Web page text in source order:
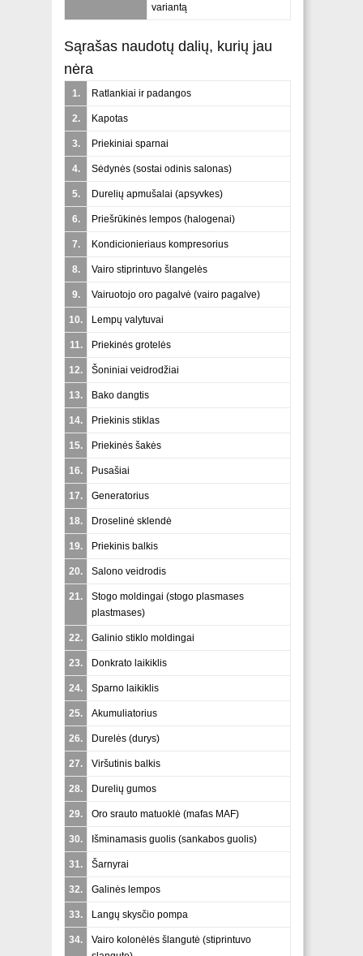
variantą
Sąrašas naudotų dalių, kurių jau
nėra
1. Ratlankiai ir padangos
2. Kapotas
3. Priekiniai sparnai
4. Sėdynės (sostai odinis salonas)
5. Durelių apmušalai (apsyvkes)
6. Priešrūkinės lempos (halogenai)
7. Kondicionieriaus kompresorius
8. Vairo stiprintuvo šlangelės
9. Vairuotojo oro pagalvė (vairo pagalve)
10. Lempų valytuvai
11. Priekinės grotelės
12. Šoniniai veidrodžiai
13. Bako dangtis
14. Priekinis stiklas
15. Priekinės šakės
16. Pusašiai
17. Generatorius
18. Droselinė sklendė
19. Priekinis balkis
20. Salono veidrodis
21. Stogo moldingai (stogo plasmases
plastmases)
22. Galinio stiklo moldingai
23. Donkrato laikiklis
24. Sparno laikiklis
25. Akumuliatorius
26. Durelės (durys)
27. Viršutinis balkis
28. Durelių gumos
29. Oro srauto matuoklė (mafas MAF)
30. Išminamasis guolis (sankabos guolis)
31. Šarnyrai
32. Galinės lempos
33. Langų skysčio pompa
34. Vairo kolonėlės šlangutė (stiprintuvo